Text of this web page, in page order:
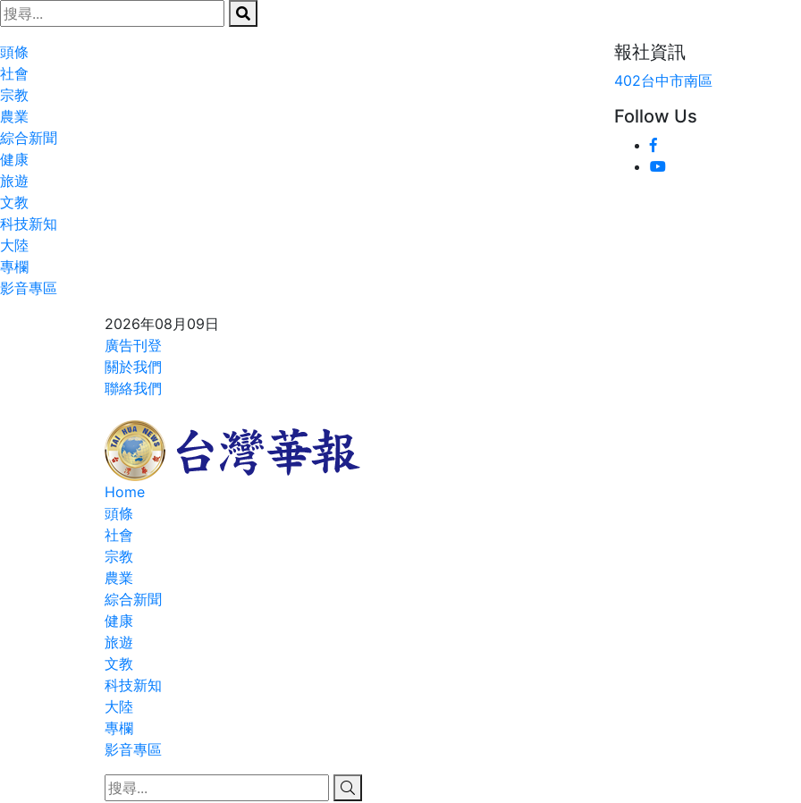
頭條
社會
宗教
農業
綜合新聞
健康
旅遊
文教
科技新知
大陸
專欄
影音專區
報社資訊
402台中市南區
Follow Us
2026年08月09日
廣告刊登
關於我們
聯絡我們
Home
頭條
社會
宗教
農業
綜合新聞
健康
旅遊
文教
科技新知
大陸
專欄
影音專區